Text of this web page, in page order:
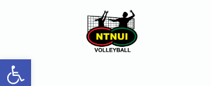
Open toolbar